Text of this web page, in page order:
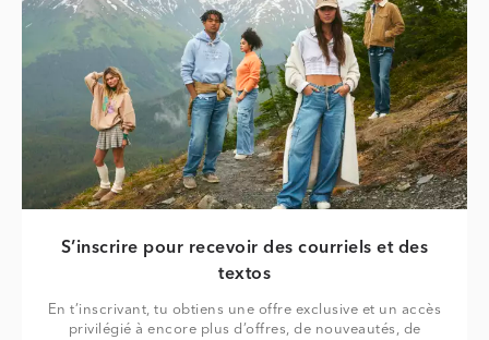
S’inscrire pour recevoir des courriels et des
textos
En t’inscrivant, tu obtiens une offre exclusive et un accès
privilégié à encore plus d’offres, de nouveautés, de